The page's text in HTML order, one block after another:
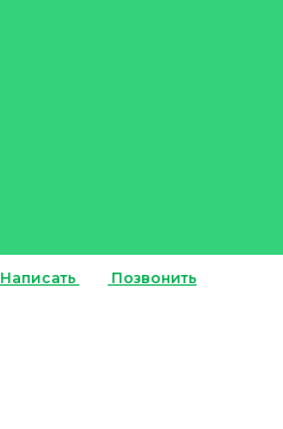
Написать Позвонить